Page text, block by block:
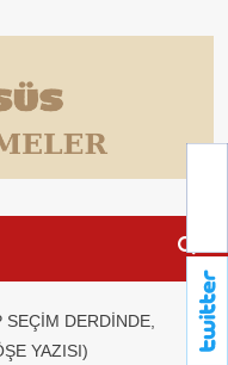
SEÇİM DERDİNDE,
YAZISI)